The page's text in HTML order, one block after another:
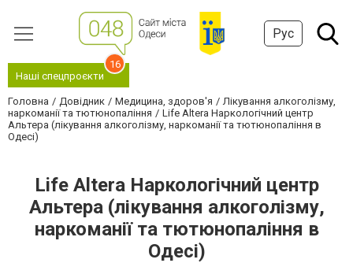
Рус
Наші спецпроєкти
16
Головна Довідник Медицина, здоров'я
Лікування алкоголізму,
наркоманії та тютюнопаління
Life Altera Наркологічний центр
Альтера (лікування алкоголізму, наркоманії та тютюнопаління в
Одесі)
Life Altera Наркологічний центр
Альтера (лікування алкоголізму,
наркоманії та тютюнопаління в
Одесі)